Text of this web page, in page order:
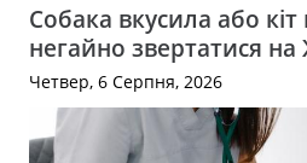
Собака вкусила або
негайно звертатися
Четвер, 6 Серпня, 2026